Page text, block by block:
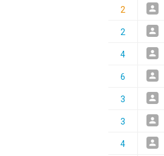
2 
2 
4 
6 
3 
3 
4 